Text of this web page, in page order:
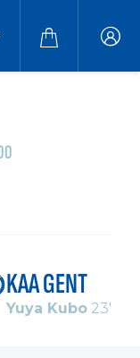
KAA GENT
Yuya Kubo 23'